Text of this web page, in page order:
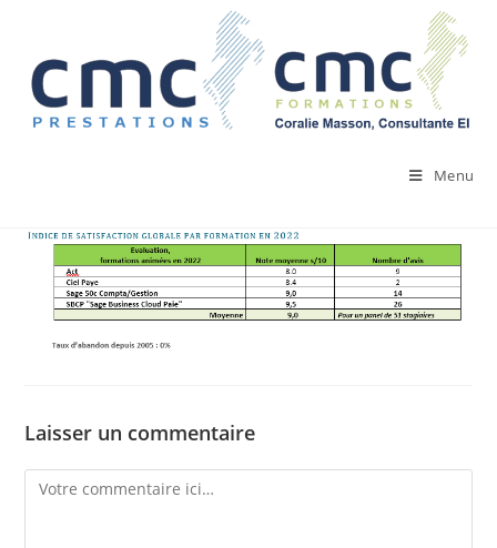
content
Menu
Laisser un commentaire
Comment